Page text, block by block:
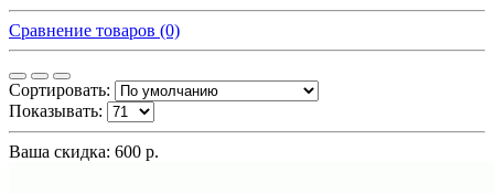
Сравнение товаров (0)
Сортировать:
Показывать:
Ваша скидка: 600 р.